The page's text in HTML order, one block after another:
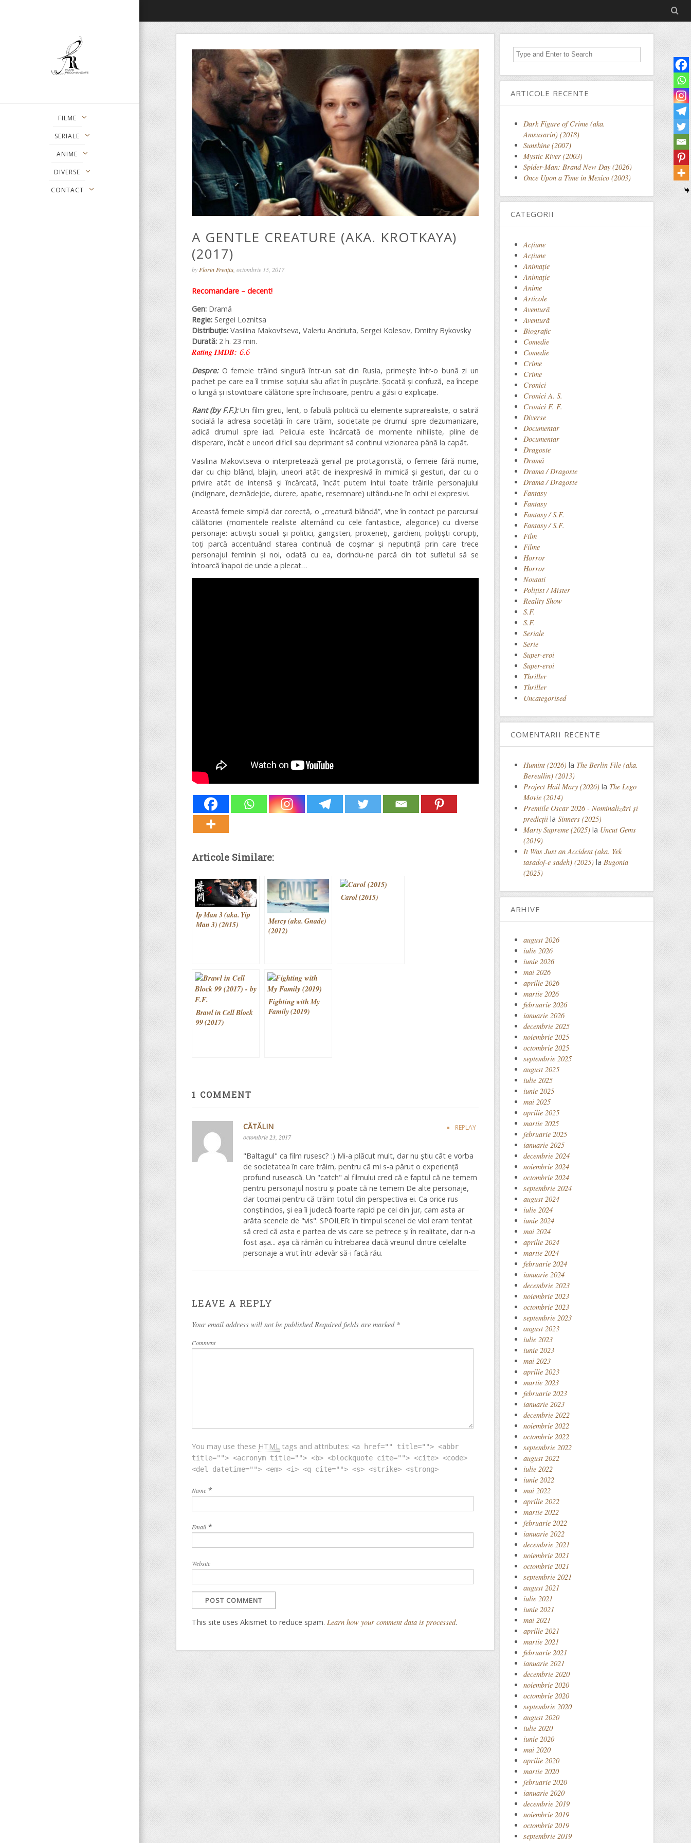
FILME
SERIALE
ANIME
DIVERSE
CONTACT
A GENTLE CREATURE (AKA. KROTKAYA)
(2017)
by Florin Frențiu , octombrie 15, 2017
Recomandare – decent!
Gen: Dramă
Regie: Sergei Loznitsa
Distribuție: Vasilina Makovtseva, Valeriu Andriuta, Sergei Kolesov, Dmitry Bykovsky
Durată: 2 h. 23 min.
Rating IMDB: 6.6
Despre:O femeie trăind singură într-un sat din Rusia, primește într-o bună zi un
pachet pe care ea îl trimise soțului său aflat în pușcărie. Șocată și confuză, ea începe
o lungă și istovitoare călătorie spre închisoare, pentru a găsi o explicație.
Rant (by F.F.): Un film greu, lent, o fabulă politică cu elemente suprarealiste, o satiră
socială la adresa societăţii în care trăim, societate pe drumul spre dezumanizare,
adică drumul spre iad. Pelicula este încărcată de momente nihiliste, pline de
disperare, încât e uneori dificil sau deprimant să continui vizionarea până la capăt.
Vasilina Makovtseva o interpretează genial pe protagonistă, o femeie fără nume,
dar cu chip blând, blajin, uneori atât de inexpresivă în mimică şi gesturi, dar cu o
privire atât de intensă şi încărcată, încât putem intui toate trăirile personajului
(indignare, deznădejde, durere, apatie, resemnare) uitându-ne în ochii ei expresivi.
Această femeie simplă dar corectă, o „creatură blândă”, vine în contact pe parcursul
călătoriei (momentele realiste alternând cu cele fantastice, alegorice) cu diverse
personaje: activişti sociali şi politici, gangsteri, proxeneţi, gardieni, poliţişti corupţi,
toţi parcă accentuând starea continuă de coşmar şi neputinţă prin care trece
personajul feminin şi noi, odată cu ea, dorindu-ne parcă din tot sufletul să se
întoarcă înapoi de unde a plecat…
Articole Similare:
Ip Man 3 (aka. Yip
Man 3) (2015)
Mercy (aka. Gnade)
(2012)
Carol (2015)
Brawl in Cell Block
99 (2017)
Fighting with My
Family (2019)
1 COMMENT
CĂTĂLIN REPLAY
octombrie 23, 2017
"Baltagul" ca film rusesc? :) Mi-a plăcut mult, dar nu știu cât e vorba
de societatea în care trăim, pentru că mi s-a părut o experiență
profund rusească. Un "catch" al filmului cred că e faptul că ne temem
pentru personajul nostru și poate că ne temem De alte personaje,
dar tocmai pentru că trăim totul din perspectiva ei. Ca orice rus
conștiincios, și ea îi judecă foarte rapid pe cei din jur, cam asta ar
arăta scenele de "vis". SPOILER: în timpul scenei de viol eram tentat
să cred că asta e partea de vis care se petrece și în realitate, dar n-a
fost așa... așa că rămân cu întrebarea dacă vreunul dintre celelalte
personaje a vrut într-adevăr să-i facă rău.
LEAVE A REPLY
Your email address will not be published Required fields are marked *
Comment
You may use these HTML tags and attributes: <a href="" title=""> <abbr
title=""> <acronym title=""> <b> <blockquote cite=""> <cite> <code>
<del datetime=""> <em> <i> <q cite=""> <s> <strike> <strong>
Name *
Email *
Website
This site uses Akismet to reduce spam. Learn how your comment data is processed.
ARTICOLE RECENTE
Dark Figure of Crime (aka.
Amsusarin) (2018)
Sunshine (2007)
Mystic River (2003)
Spider-Man: Brand New Day (2026)
Once Upon a Time in Mexico (2003)
CATEGORII
Acţiune
Acțiune
Animaţie
Animație
Anime
Articole
Aventură
Aventură
Biografic
Comedie
Comedie
Crime
Crime
Cronici
Cronici A. S.
Cronici F. F.
Diverse
Documentar
Documentar
Dragoste
Dramă
Drama / Dragoste
Drama / Dragoste
Fantasy
Fantasy
Fantasy / S.F.
Fantasy / S.F.
Film
Filme
Horror
Horror
Noutati
Polițist / Mister
Reality Show
S.F.
S.F.
Seriale
Serie
Super-eroi
Super-eroi
Thriller
Thriller
Uncategorised
COMENTARII RECENTE
Humint (2026) la The Berlin File (aka.
Bereullin) (2013)
Project Hail Mary (2026) la The Lego
Movie (2014)
Premiile Oscar 2026 - Nominalizări și
predicții la Sinners (2025)
Marty Supreme (2025) la Uncut Gems
(2019)
It Was Just an Accident (aka. Yek
tasadof-e sadeh) (2025) la Bugonia
(2025)
ARHIVE
august 2026
iulie 2026
iunie 2026
mai 2026
aprilie 2026
martie 2026
februarie 2026
ianuarie 2026
decembrie 2025
noiembrie 2025
octombrie 2025
septembrie 2025
august 2025
iulie 2025
iunie 2025
mai 2025
aprilie 2025
martie 2025
februarie 2025
ianuarie 2025
decembrie 2024
noiembrie 2024
octombrie 2024
septembrie 2024
august 2024
iulie 2024
iunie 2024
mai 2024
aprilie 2024
martie 2024
februarie 2024
ianuarie 2024
decembrie 2023
noiembrie 2023
octombrie 2023
septembrie 2023
august 2023
iulie 2023
iunie 2023
mai 2023
aprilie 2023
martie 2023
februarie 2023
ianuarie 2023
decembrie 2022
noiembrie 2022
octombrie 2022
septembrie 2022
august 2022
iulie 2022
iunie 2022
mai 2022
aprilie 2022
martie 2022
februarie 2022
ianuarie 2022
decembrie 2021
noiembrie 2021
octombrie 2021
septembrie 2021
august 2021
iulie 2021
iunie 2021
mai 2021
aprilie 2021
martie 2021
februarie 2021
ianuarie 2021
decembrie 2020
noiembrie 2020
octombrie 2020
septembrie 2020
august 2020
iulie 2020
iunie 2020
mai 2020
aprilie 2020
martie 2020
februarie 2020
ianuarie 2020
decembrie 2019
noiembrie 2019
octombrie 2019
septembrie 2019